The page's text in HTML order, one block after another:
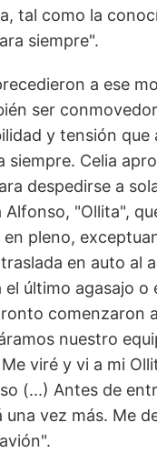
tal como la
siempre".
a ese
ser
y tensión que
siempre. Celia
despedirse a
Alfonso, "Ollita",
en pleno,
en auto al
el último agasajo o
comenzaron
nuestro
viré y vi a mi
(...) Antes de
una vez más. Me